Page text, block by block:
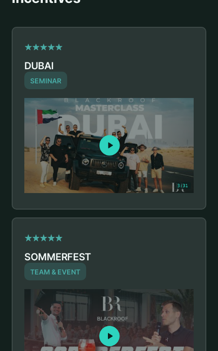
DUBAI
SEMINAR
SOMMERFEST
TEAM & EVENT